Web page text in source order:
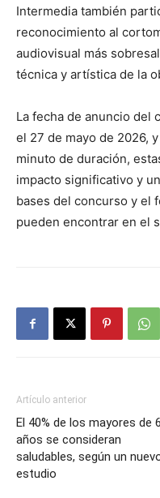
Intermedia también
reconocimiento al
audiovisual más
técnica y artística de la
La fecha de anuncio del
el 27 de mayo de 2026,
minuto de duración,
impacto significativo y
bases del concurso y el
pueden encontrar en el
Artículo anterior
El 40% de los mayores de
años se consideran
saludables, según un
estudio